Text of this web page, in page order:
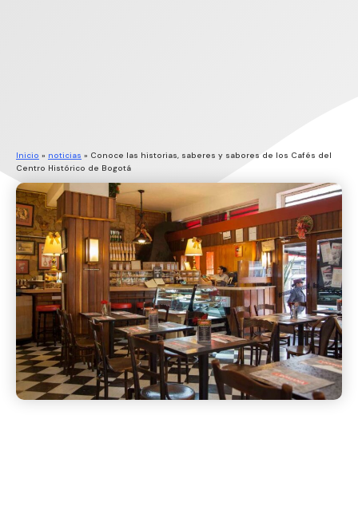
Inicio » noticias » Conoce las historias, saberes y sabores de los Cafés del
Centro Histórico de Bogotá